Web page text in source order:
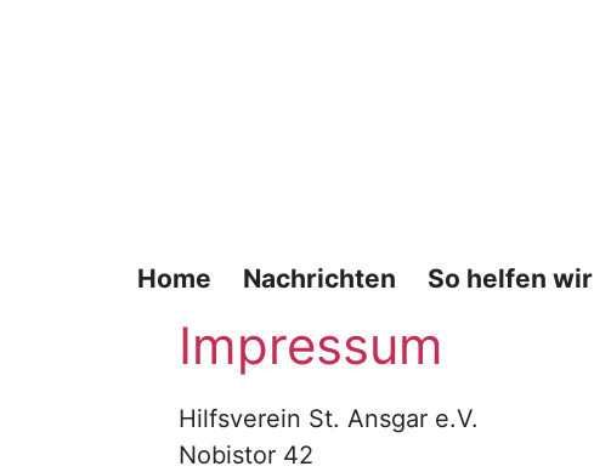
Home Nachrichten So helfen wir
Impressum
Hilfsverein St. Ansgar e.V.
Nobistor 42